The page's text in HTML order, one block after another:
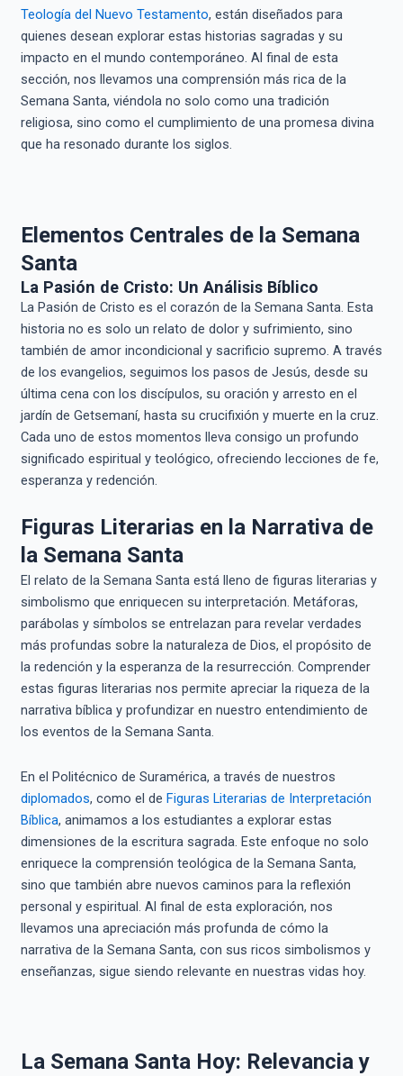
Teología del Nuevo Testamento, están diseñados para
quienes desean explorar estas historias sagradas y su
impacto en el mundo contemporáneo. Al final de esta
sección, nos llevamos una comprensión más rica de la
Semana Santa, viéndola no solo como una tradición
religiosa, sino como el cumplimiento de una promesa divina
que ha resonado durante los siglos.
Elementos Centrales de la Semana
Santa
La Pasión de Cristo: Un Análisis Bíblico
La Pasión de Cristo es el corazón de la Semana Santa. Esta
historia no es solo un relato de dolor y sufrimiento, sino
también de amor incondicional y sacrificio supremo. A través
de los evangelios, seguimos los pasos de Jesús, desde su
última cena con los discípulos, su oración y arresto en el
jardín de Getsemaní, hasta su crucifixión y muerte en la cruz.
Cada uno de estos momentos lleva consigo un profundo
significado espiritual y teológico, ofreciendo lecciones de fe,
esperanza y redención.
Figuras Literarias en la Narrativa de
la Semana Santa
El relato de la Semana Santa está lleno de figuras literarias y
simbolismo que enriquecen su interpretación. Metáforas,
parábolas y símbolos se entrelazan para revelar verdades
más profundas sobre la naturaleza de Dios, el propósito de
la redención y la esperanza de la resurrección. Comprender
estas figuras literarias nos permite apreciar la riqueza de la
narrativa bíblica y profundizar en nuestro entendimiento de
los eventos de la Semana Santa.
En el Politécnico de Suramérica, a través de nuestros
diplomados, como el de Figuras Literarias de Interpretación
Bíblica, animamos a los estudiantes a explorar estas
dimensiones de la escritura sagrada. Este enfoque no solo
enriquece la comprensión teológica de la Semana Santa,
sino que también abre nuevos caminos para la reflexión
personal y espiritual. Al final de esta exploración, nos
llevamos una apreciación más profunda de cómo la
narrativa de la Semana Santa, con sus ricos simbolismos y
enseñanzas, sigue siendo relevante en nuestras vidas hoy.
La Semana Santa Hoy: Relevancia y